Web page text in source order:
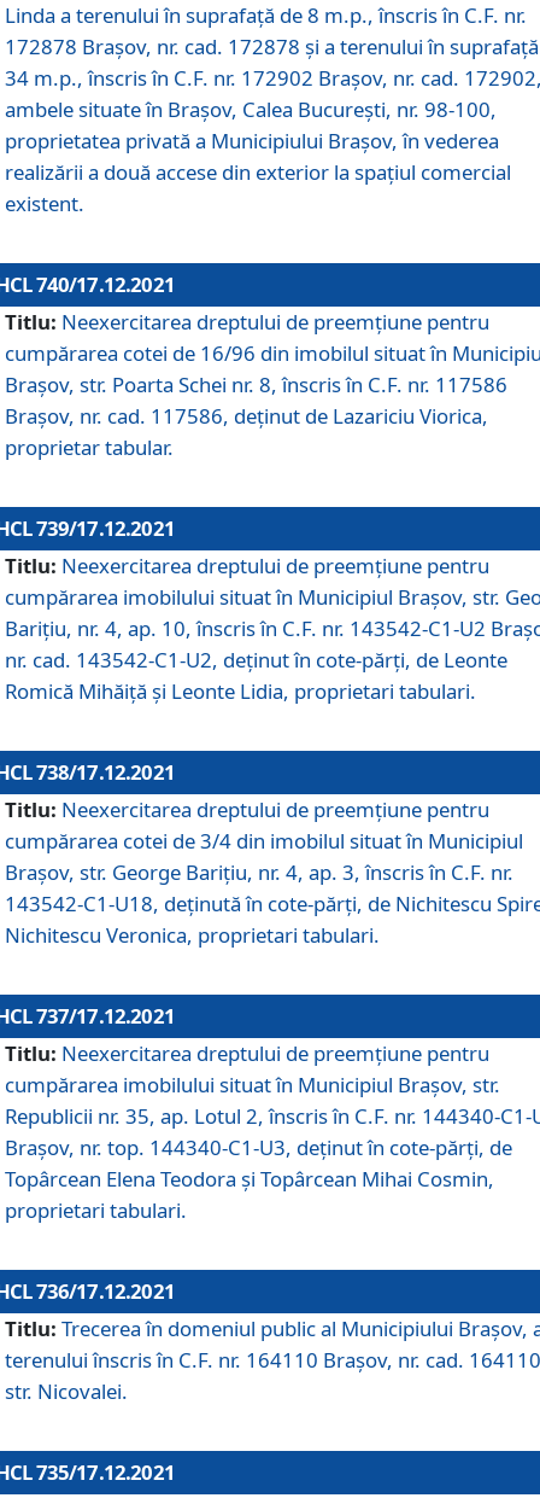
Linda a terenului în suprafață de 8 m.p., înscris în C.F. nr.
172878 Brașov, nr. cad. 172878 și a terenului în
34 m.p., înscris în C.F. nr. 172902 Brașov, nr. cad.
ambele situate în Brașov, Calea București, nr. 98-100,
proprietatea privată a Municipiului Brașov, în vederea
realizării a două accese din exterior la spațiul comercial
existent.
740/17.12.2021
Titlu: Neexercitarea dreptului de preemţiune pentru
cumpărarea cotei de 16/96 din imobilul situat în
Braşov, str. Poarta Schei nr. 8, înscris în C.F. nr. 117586
Brașov, nr. cad. 117586, deținut de Lazariciu Viorica,
proprietar tabular.
739/17.12.2021
Titlu: Neexercitarea dreptului de preemţiune pentru
cumpărarea imobilului situat în Municipiul Braşov, str.
Barițiu, nr. 4, ap. 10, înscris în C.F. nr. 143542-C1-U2
nr. cad. 143542-C1-U2, deținut în cote-părți, de Leonte
Romică Mihăiță și Leonte Lidia, proprietari tabulari.
738/17.12.2021
Titlu: Neexercitarea dreptului de preemţiune pentru
cumpărarea cotei de 3/4 din imobilul situat în Municipiul
Braşov, str. George Barițiu, nr. 4, ap. 3, înscris în C.F. nr.
143542-C1-U18, deținută în cote-părți, de Nichitescu
Nichitescu Veronica, proprietari tabulari.
737/17.12.2021
Titlu: Neexercitarea dreptului de preemţiune pentru
cumpărarea imobilului situat în Municipiul Braşov, str.
Republicii nr. 35, ap. Lotul 2, înscris în C.F. nr. 144340-C1-
Brașov, nr. top. 144340-C1-U3, deținut în cote-părți, de
Topârcean Elena Teodora și Topârcean Mihai Cosmin,
proprietari tabulari.
736/17.12.2021
Titlu: Trecerea în domeniul public al Municipiului Braşov,
terenului înscris în C.F. nr. 164110 Brașov, nr. cad.
str. Nicovalei.
735/17.12.2021